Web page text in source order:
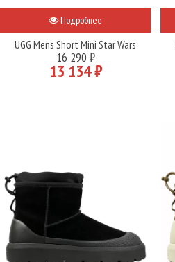
Подробнее
UGG Mens Short Mini Star Wars
16 290 ₽
13 134 ₽